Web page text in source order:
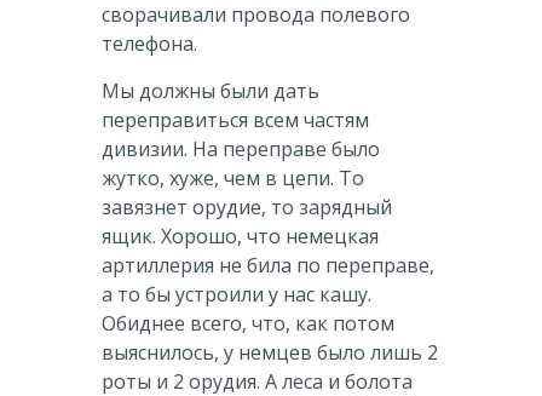
сворачивали провода полевого
телефона.
Мы должны были дать
переправиться всем частям
дивизии. На переправе было
жутко, хуже, чем в цепи. То
завязнет орудие, то зарядный
ящик. Хорошо, что немецкая
артиллерия не била по переправе,
а то бы устроили у нас кашу.
Обиднее всего, что, как потом
выяснилось, у немцев было лишь 2
роты и 2 орудия. А леса и болота